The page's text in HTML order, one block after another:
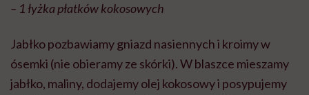
– 1 łyżka płatków kokosowych
Jabłko pozbawiamy gniazd nasiennych i kroimy w
ósemki (nie obieramy ze skórki). W blaszce mieszamy
jabłko, maliny, dodajemy olej kokosowy i posypujemy